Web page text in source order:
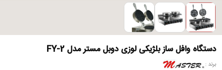
دستگاه وافل ساز بلژیکی لوزی دوبل مستر مدل FY-2
برند